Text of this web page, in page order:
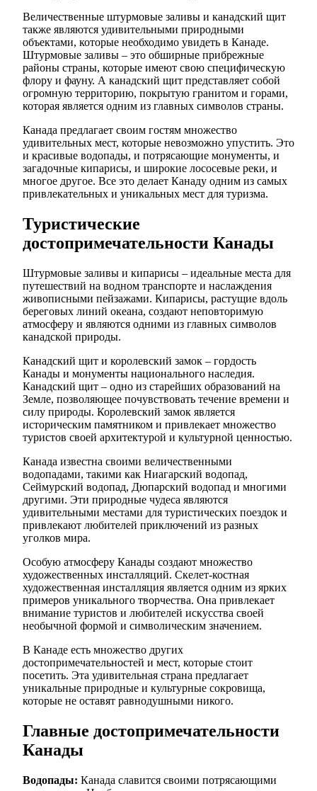
Величественные штурмовые заливы и канадский щит
также являются удивительными природными
объектами, которые необходимо увидеть в Канаде.
Штурмовые заливы – это обширные прибрежные
районы страны, которые имеют свою специфическую
флору и фауну. А канадский щит представляет собой
огромную территорию, покрытую гранитом и горами,
которая является одним из главных символов страны.
Канада предлагает своим гостям множество
удивительных мест, которые невозможно упустить. Это
и красивые водопады, и потрясающие монументы, и
загадочные кипарисы, и широкие лососевые реки, и
многое другое. Все это делает Канаду одним из самых
привлекательных и уникальных мест для туризма.
Туристические
достопримечательности Канады
Штурмовые заливы и кипарисы – идеальные места для
путешествий на водном транспорте и наслаждения
живописными пейзажами. Кипарисы, растущие вдоль
береговых линий океана, создают неповторимую
атмосферу и являются одними из главных символов
канадской природы.
Канадский щит и королевский замок – гордость
Канады и монументы национального наследия.
Канадский щит – одно из старейших образований на
Земле, позволяющее почувствовать течение времени и
силу природы. Королевский замок является
историческим памятником и привлекает множество
туристов своей архитектурой и культурной ценностью.
Канада известна своими величественными
водопадами, такими как Ниагарский водопад,
Сеймурский водопад, Дюпарский водопад и многими
другими. Эти природные чудеса являются
удивительными местами для туристических поездок и
привлекают любителей приключений из разных
уголков мира.
Особую атмосферу Канады создают множество
художественных инсталляций. Скелет-костная
художественная инсталляция является одним из ярких
примеров уникального творчества. Она привлекает
внимание туристов и любителей искусства своей
необычной формой и символическим значением.
В Канаде есть множество других
достопримечательностей и мест, которые стоит
посетить. Эта удивительная страна предлагает
уникальные природные и культурные сокровища,
которые не оставят равнодушными никого.
Главные достопримечательности
Канады
Водопады: Канада славится своими потрясающими